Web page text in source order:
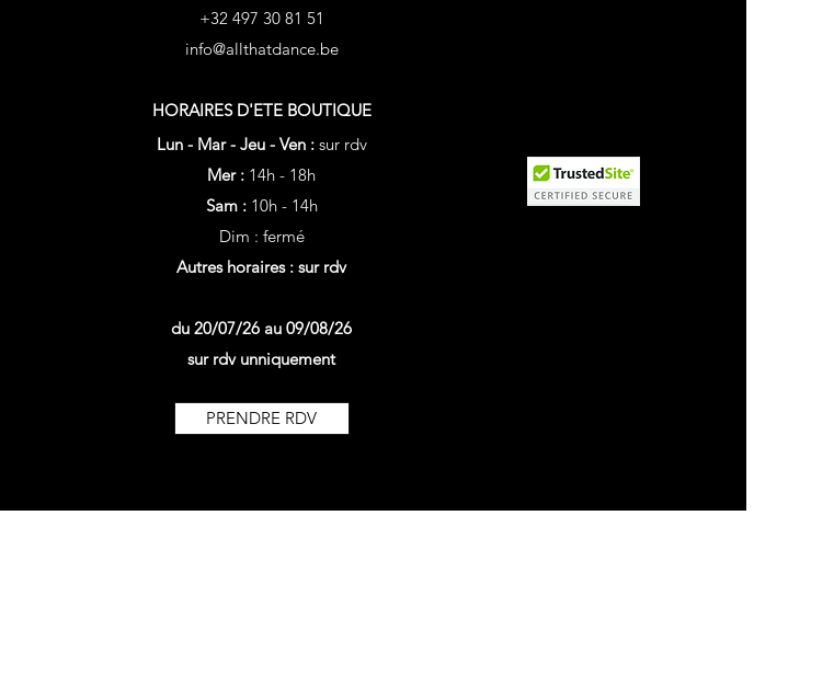
+32 497 30 81 51
info@allthatdance.be
HORAIRES D'ETE BOUTIQUE
Lun - Mar - Jeu - Ven : sur rdv
Mer : 14h - 18h
Sam : 10h - 14h
Dim : fermé
Autres horaires : sur rdv
du 20/07/26 au 09/08/26
sur rdv unniquement
PRENDRE RDV